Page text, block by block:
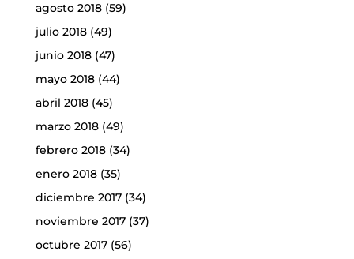
agosto 2018(59)
julio 2018(49)
junio 2018(47)
mayo 2018(44)
abril 2018(45)
marzo 2018(49)
febrero 2018(34)
enero 2018(35)
diciembre 2017(34)
noviembre 2017(37)
octubre 2017(56)